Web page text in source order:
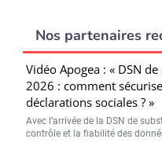
Nos partenaires
Vidéo Apogea : « DSN
2026 : comment
déclarations sociales ? »
Avec l’arrivée de la DSN de
contrôle et la fiabilité des